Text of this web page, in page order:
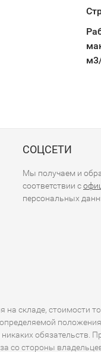
СОЦСЕТИ
Мы получаем и
соответствии с
персональных
складе, стоимости
со стороны